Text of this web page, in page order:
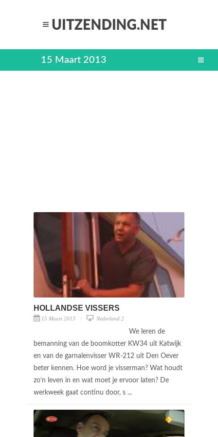
15 Maart 2013
HOLLANDSE VISSERS
15 Maart 2013 Nederland 2
We leren de
bemanning van de boomkotter KW34 uit Katwijk
en van de garnalenvisser WR-212 uit Den Oever
beter kennen. Hoe word je visserman? Wat houdt
zo’n leven in en wat moet je ervoor laten? De
werkweek gaat continu door, s ...